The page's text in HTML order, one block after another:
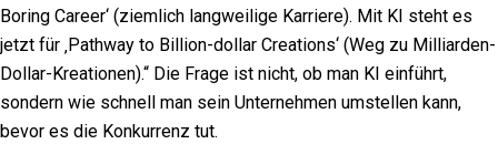
Boring Career‘ (ziemlich langweilige Karriere). Mit KI steht es
jetzt für ‚Pathway to Billion-dollar Creations‘ (Weg zu Milliarden-
Dollar-Kreationen).“ Die Frage ist nicht, ob man KI einführt,
sondern wie schnell man sein Unternehmen umstellen kann,
bevor es die Konkurrenz tut.